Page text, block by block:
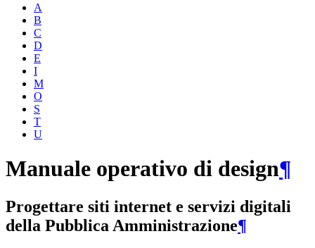
A
B
C
D
E
I
M
O
S
T
U
Manuale operativo di design¶
Progettare siti internet e servizi digitali
della Pubblica Amministrazione¶